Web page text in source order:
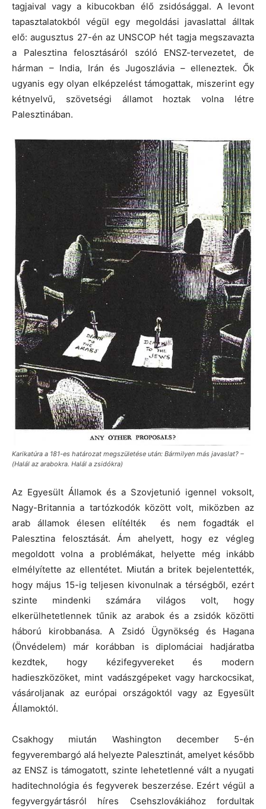
tagjaival vagy a kibucokban élő zsidósággal. A levont
tapasztalatokból végül egy megoldási javaslattal álltak
elő: augusztus 27-én az UNSCOP hét tagja megszavazta
a Palesztina felosztásáról szóló ENSZ-tervezetet, de
hárman – India, Irán és Jugoszlávia – elleneztek. Ők
ugyanis egy olyan elképzelést támogattak, miszerint egy
kétnyelvű, szövetségi államot hoztak volna létre
Palesztinában.
Karikatúra a 181-es határozat megszületése után: Bármilyen más javaslat? –
(Halál az arabokra. Halál a zsidókra)
Az Egyesült Államok és a Szovjetunió igennel voksolt,
Nagy-Britannia a tartózkodók között volt, miközben az
arab államok élesen elítélték és nem fogadták el
Palesztina felosztását. Ám ahelyett, hogy ez végleg
megoldott volna a problémákat, helyette még inkább
elmélyítette az ellentétet. Miután a britek bejelentették,
hogy május 15-ig teljesen kivonulnak a térségből, ezért
szinte mindenki számára világos volt, hogy
elkerülhetetlennek tűnik az arabok és a zsidók közötti
háború kirobbanása. A Zsidó Ügynökség és Hagana
(Önvédelem) már korábban is diplomáciai hadjáratba
kezdtek, hogy kézifegyvereket és modern
hadieszközöket, mint vadászgépeket vagy harckocsikat,
vásároljanak az európai országoktól vagy az Egyesült
Államoktól.
Csakhogy miután Washington december 5-én
fegyverembargó alá helyezte Palesztinát, amelyet később
az ENSZ is támogatott, szinte lehetetlenné vált a nyugati
haditechnológia és fegyverek beszerzése. Ezért végül a
fegyvergyártásról híres Csehszlovákiához fordultak